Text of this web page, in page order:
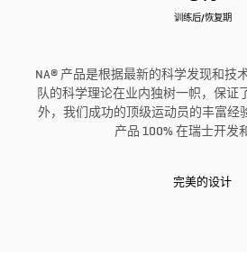
训练后/恢复期
NA® 产品是根据最新的科学发现和技
队的科学理论在业内独树一帜，保证
外，我们成功的顶级运动员的丰富经
产品 100% 在瑞士开发
完美的设计